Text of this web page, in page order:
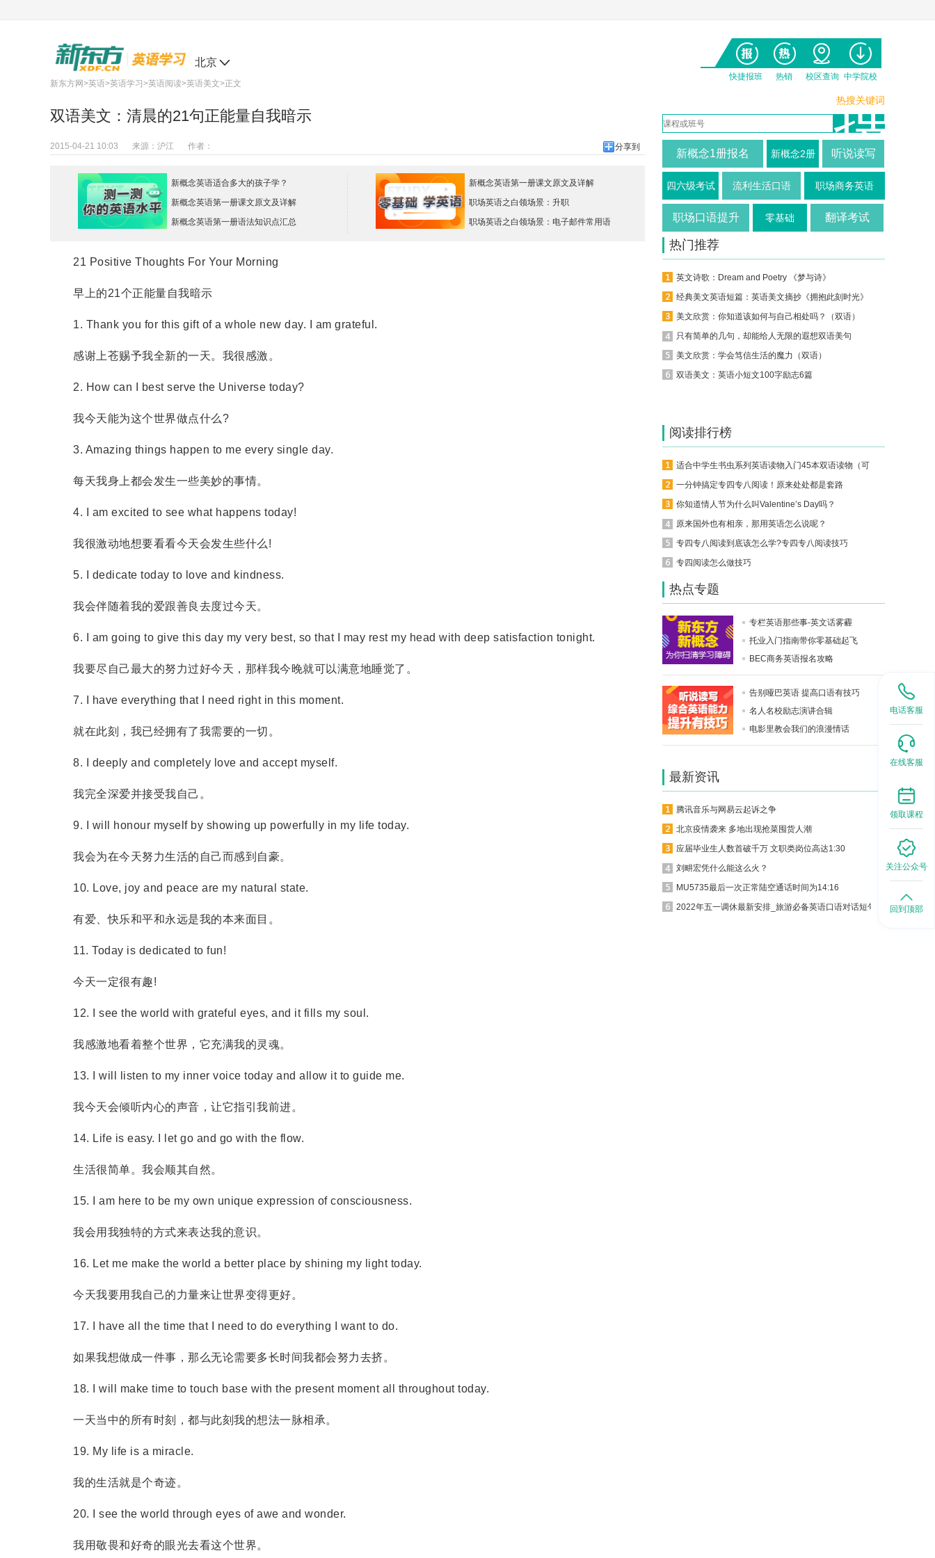
北京
快捷报班 热销 校区查询 中学院校
新东方网>英语>英语学习 >英语阅读>英语美文>正文
双语美文：清晨的21句正能量自我暗示
2015-04-21 10:03 来源： 沪江 作者： 分享到
新概念英语适合多大的孩子学？
新概念英语第一册课文原文及详解
新概念英语第一册语法知识点汇总
新概念英语第一册课文原文及详解
职场英语之白领场景：升职
职场英语之白领场景：电子邮件常用语
21 Positive Thoughts For Your Morning
早上的21个正能量自我暗示
1. Thank you for this gift of a whole new day. I am grateful.
感谢上苍赐予我全新的一天。我很感激。
2. How can I best serve the Universe today?
我今天能为这个世界做点什么?
3. Amazing things happen to me every single day.
每天我身上都会发生一些美妙的事情。
4. I am excited to see what happens today!
我很激动地想要看看今天会发生些什么!
5. I dedicate today to love and kindness.
我会伴随着我的爱跟善良去度过今天。
6. I am going to give this day my very best, so that I may rest my head with deep satisfaction tonight.
我要尽自己最大的努力过好今天，那样我今晚就可以满意地睡觉了。
7. I have everything that I need right in this moment.
就在此刻，我已经拥有了我需要的一切。
8. I deeply and completely love and accept myself.
我完全深爱并接受我自己。
9. I will honour myself by showing up powerfully in my life today.
我会为在今天努力生活的自己而感到自豪。
10. Love, joy and peace are my natural state.
有爱、快乐和平和永远是我的本来面目。
11. Today is dedicated to fun!
今天一定很有趣!
12. I see the world with grateful eyes, and it fills my soul.
我感激地看着整个世界，它充满我的灵魂。
13. I will listen to my inner voice today and allow it to guide me.
我今天会倾听内心的声音，让它指引我前进。
14. Life is easy. I let go and go with the flow.
生活很简单。我会顺其自然。
15. I am here to be my own unique expression of consciousness.
我会用我独特的方式来表达我的意识。
16. Let me make the world a better place by shining my light today.
今天我要用我自己的力量来让世界变得更好。
17. I have all the time that I need to do everything I want to do.
如果我想做成一件事，那么无论需要多长时间我都会努力去挤。
18. I will make time to touch base with the present moment all throughout today.
一天当中的所有时刻，都与此刻我的想法一脉相承。
19. My life is a miracle.
我的生活就是个奇迹。
20. I see the world through eyes of awe and wonder.
我用敬畏和好奇的眼光去看这个世界。
热搜关键词
新概念1册报名 新概念2册 听说读写
四六级考试 流利生活口语 职场商务英语
职场口语提升 零基础 翻译考试
热门推荐
英文诗歌：Dream and Poetry 《梦与诗》
美文欣赏：你知道该如何与自己相处吗？（双语）
只有简单的几句，却能给人无限的遐想双语美句
美文欣赏：学会笃信生活的魔力（双语）
双语美文：英语小短文100字励志6篇
阅读排行榜
一分钟搞定专四专八阅读！原来处处都是套路
你知道情人节为什么叫Valentine’s Day吗？
原来国外也有相亲，那用英语怎么说呢？
专四专八阅读到底该怎么学?专四专八阅读技巧
专四阅读怎么做技巧
热点专题
专栏英语那些事-英文话雾霾
托业入门指南带你零基础起飞
BEC商务英语报名攻略
告别哑巴英语 提高口语有技巧
名人名校励志演讲合辑
电影里教会我们的浪漫情话
最新资讯
腾讯音乐与网易云起诉之争
北京疫情袭来 多地出现抢菜囤货人潮
应届毕业生人数首破千万 文职类岗位高达1:30
刘畊宏凭什么能这么火？
MU5735最后一次正常陆空通话时间为14:16
2022年五一调休最新安排_旅游必备英语口语对话短句
电话客服
在线客服
领取课程
关注公众号
回到顶部